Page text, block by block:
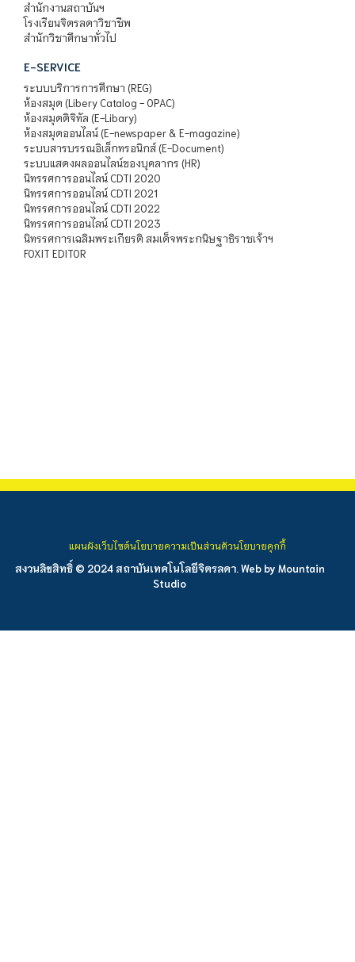
สำนักงานสถาบันฯ
โรงเรียนจิตรลดาวิชาชีพ
สำนักวิชาศึกษาทั่วไป
E-SERVICE
ระบบบริการการศึกษา (REG)
ห้องสมุด (Libery Catalog - OPAC)
ห้องสมุดดิจิทัล (E-Libary)
ห้องสมุดออนไลน์ (E-newspaper & E-magazine)
ระบบสารบรรณอิเล็กทรอนิกส์ (E-Document)
ระบบแสดงผลออนไลน์ของบุคลากร (HR)
นิทรรศการออนไลน์ CDTI 2020
นิทรรศการออนไลน์ CDTI 2021
นิทรรศการออนไลน์ CDTI 2022
นิทรรศการออนไลน์ CDTI 2023
นิทรรศการเฉลิมพระเกียรติ สมเด็จพระกนิษฐาธิราชเจ้าฯ
FOXIT EDITOR
สงวนลิขสิทธิ์ © 2024 สถาบันเทคโนโลยีจิตรลดา. Web by Mountain
Studio
แผนผังเว็บไซต์นโยบายความเป็นส่วนตัวนโยบายคุกกี้